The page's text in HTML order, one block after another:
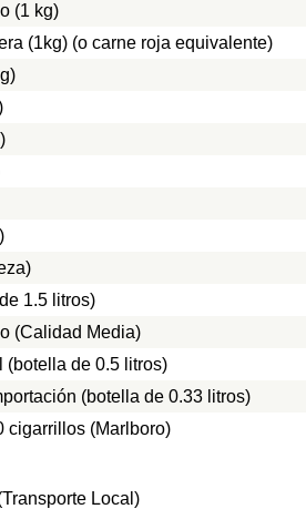
(1 kg)
(1kg) (o carne roja equivalente)
1.5 litros)
(Calidad Media)
(botella de 0.5 litros)
(botella de 0.33 litros)
cigarrillos (Marlboro)
Local)